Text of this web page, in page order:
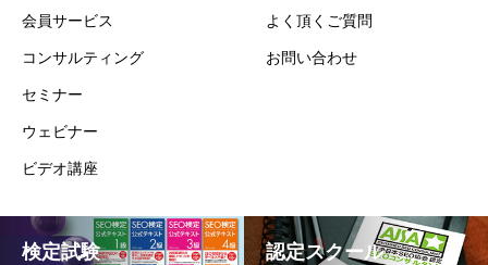
会員サービス
コンサルティング
セミナー
ウェビナー
ビデオ講座
よく頂くご質問
お問い合わせ
検定試験 認定スクール